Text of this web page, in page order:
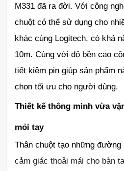
M331 đã ra đời. Với công
chuột có thể sử dụng cho
khác cùng Logitech, có khả
10m. Cùng với độ bền cao
tiết kiệm pin giúp sản phẩm
chọn tối ưu cho người dùng.
Thiết kế thông minh vừa
mỏi tay
Thân chuột tạo những
cảm giác thoải mái cho bàn